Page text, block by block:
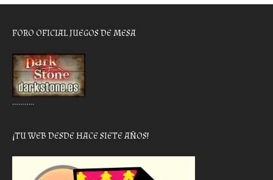
FORO OFICIAL JUEGOS DE MESA
………..
¡TU WEB DESDE HACE SIETE AÑOS!